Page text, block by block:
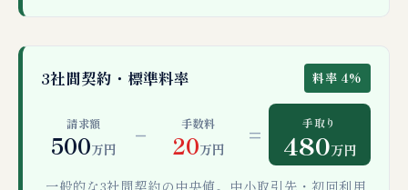
3社間契約・標準料率 料率 4%
請求額
500万円
− 手数料
20万円
= 手取り
480万円
一般的な3社間契約の中央値。中小取引先・初回利用